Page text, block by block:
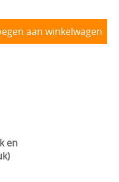
VERSNELLINGSBAK
aan winkelwagen
en